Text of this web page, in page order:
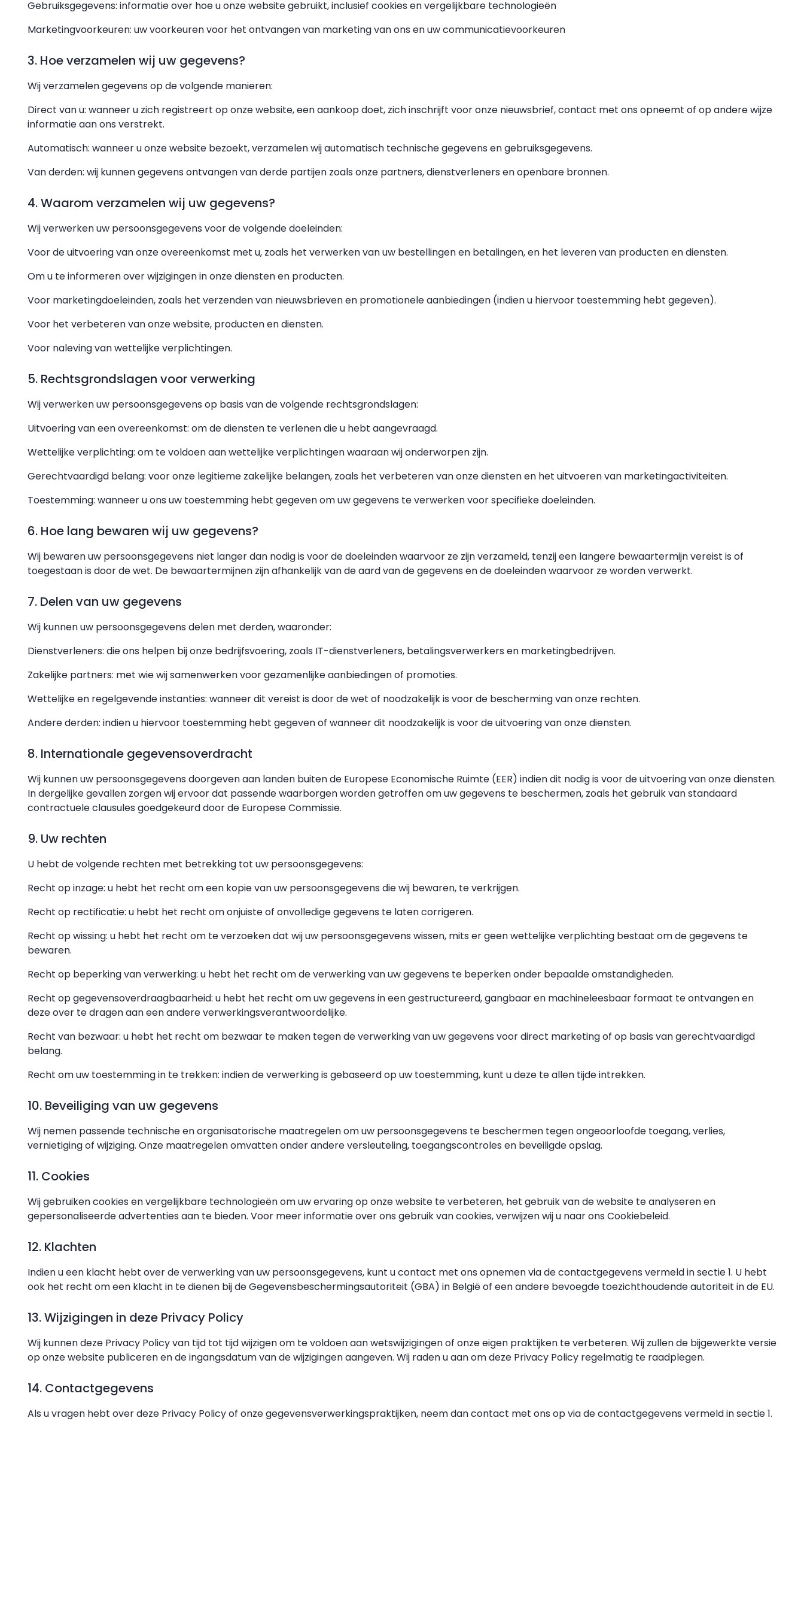
Gebruiksgegevens: informatie over hoe u onze website gebruikt, inclusief cookies en vergelijkbare technologieën
Marketingvoorkeuren: uw voorkeuren voor het ontvangen van marketing van ons en uw communicatievoorkeuren
3. Hoe verzamelen wij uw gegevens?
Wij verzamelen gegevens op de volgende manieren:
Direct van u: wanneer u zich registreert op onze website, een aankoop doet, zich inschrijft voor onze nieuwsbrief, contact met ons opneemt of op andere wijze
informatie aan ons verstrekt.
Automatisch: wanneer u onze website bezoekt, verzamelen wij automatisch technische gegevens en gebruiksgegevens.
Van derden: wij kunnen gegevens ontvangen van derde partijen zoals onze partners, dienstverleners en openbare bronnen.
4. Waarom verzamelen wij uw gegevens?
Wij verwerken uw persoonsgegevens voor de volgende doeleinden:
Voor de uitvoering van onze overeenkomst met u, zoals het verwerken van uw bestellingen en betalingen, en het leveren van producten en diensten.
Om u te informeren over wijzigingen in onze diensten en producten.
Voor marketingdoeleinden, zoals het verzenden van nieuwsbrieven en promotionele aanbiedingen (indien u hiervoor toestemming hebt gegeven).
Voor het verbeteren van onze website, producten en diensten.
Voor naleving van wettelijke verplichtingen.
5. Rechtsgrondslagen voor verwerking
Wij verwerken uw persoonsgegevens op basis van de volgende rechtsgrondslagen:
Uitvoering van een overeenkomst: om de diensten te verlenen die u hebt aangevraagd.
Wettelijke verplichting: om te voldoen aan wettelijke verplichtingen waaraan wij onderworpen zijn.
Gerechtvaardigd belang: voor onze legitieme zakelijke belangen, zoals het verbeteren van onze diensten en het uitvoeren van marketingactiviteiten.
Toestemming: wanneer u ons uw toestemming hebt gegeven om uw gegevens te verwerken voor specifieke doeleinden.
6. Hoe lang bewaren wij uw gegevens?
Wij bewaren uw persoonsgegevens niet langer dan nodig is voor de doeleinden waarvoor ze zijn verzameld, tenzij een langere bewaartermijn vereist is of
toegestaan is door de wet. De bewaartermijnen zijn afhankelijk van de aard van de gegevens en de doeleinden waarvoor ze worden verwerkt.
7. Delen van uw gegevens
Wij kunnen uw persoonsgegevens delen met derden, waaronder:
Dienstverleners: die ons helpen bij onze bedrijfsvoering, zoals IT-dienstverleners, betalingsverwerkers en marketingbedrijven.
Zakelijke partners: met wie wij samenwerken voor gezamenlijke aanbiedingen of promoties.
Wettelijke en regelgevende instanties: wanneer dit vereist is door de wet of noodzakelijk is voor de bescherming van onze rechten.
Andere derden: indien u hiervoor toestemming hebt gegeven of wanneer dit noodzakelijk is voor de uitvoering van onze diensten.
8. Internationale gegevensoverdracht
Wij kunnen uw persoonsgegevens doorgeven aan landen buiten de Europese Economische Ruimte (EER) indien dit nodig is voor de uitvoering van onze diensten.
In dergelijke gevallen zorgen wij ervoor dat passende waarborgen worden getroffen om uw gegevens te beschermen, zoals het gebruik van standaard
contractuele clausules goedgekeurd door de Europese Commissie.
9. Uw rechten
U hebt de volgende rechten met betrekking tot uw persoonsgegevens:
Recht op inzage: u hebt het recht om een kopie van uw persoonsgegevens die wij bewaren, te verkrijgen.
Recht op rectificatie: u hebt het recht om onjuiste of onvolledige gegevens te laten corrigeren.
Recht op wissing: u hebt het recht om te verzoeken dat wij uw persoonsgegevens wissen, mits er geen wettelijke verplichting bestaat om de gegevens te
bewaren.
Recht op beperking van verwerking: u hebt het recht om de verwerking van uw gegevens te beperken onder bepaalde omstandigheden.
Recht op gegevensoverdraagbaarheid: u hebt het recht om uw gegevens in een gestructureerd, gangbaar en machineleesbaar formaat te ontvangen en
deze over te dragen aan een andere verwerkingsverantwoordelijke.
Recht van bezwaar: u hebt het recht om bezwaar te maken tegen de verwerking van uw gegevens voor direct marketing of op basis van gerechtvaardigd
belang.
Recht om uw toestemming in te trekken: indien de verwerking is gebaseerd op uw toestemming, kunt u deze te allen tijde intrekken.
10. Beveiliging van uw gegevens
Wij nemen passende technische en organisatorische maatregelen om uw persoonsgegevens te beschermen tegen ongeoorloofde toegang, verlies,
vernietiging of wijziging. Onze maatregelen omvatten onder andere versleuteling, toegangscontroles en beveiligde opslag.
11. Cookies
Wij gebruiken cookies en vergelijkbare technologieën om uw ervaring op onze website te verbeteren, het gebruik van de website te analyseren en
gepersonaliseerde advertenties aan te bieden. Voor meer informatie over ons gebruik van cookies, verwijzen wij u naar ons Cookiebeleid.
12. Klachten
Indien u een klacht hebt over de verwerking van uw persoonsgegevens, kunt u contact met ons opnemen via de contactgegevens vermeld in sectie 1. U hebt
ook het recht om een klacht in te dienen bij de Gegevensbeschermingsautoriteit (GBA) in België of een andere bevoegde toezichthoudende autoriteit in de EU.
13. Wijzigingen in deze Privacy Policy
Wij kunnen deze Privacy Policy van tijd tot tijd wijzigen om te voldoen aan wetswijzigingen of onze eigen praktijken te verbeteren. Wij zullen de bijgewerkte versie
op onze website publiceren en de ingangsdatum van de wijzigingen aangeven. Wij raden u aan om deze Privacy Policy regelmatig te raadplegen.
14. Contactgegevens
Als u vragen hebt over deze Privacy Policy of onze gegevensverwerkingspraktijken, neem dan contact met ons op via de contactgegevens vermeld in sectie 1.